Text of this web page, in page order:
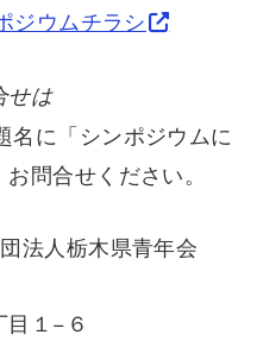
ジウムチラシ
せは
名に「シンポジウムに
問合せください。
法人栃木県青年会
１−６